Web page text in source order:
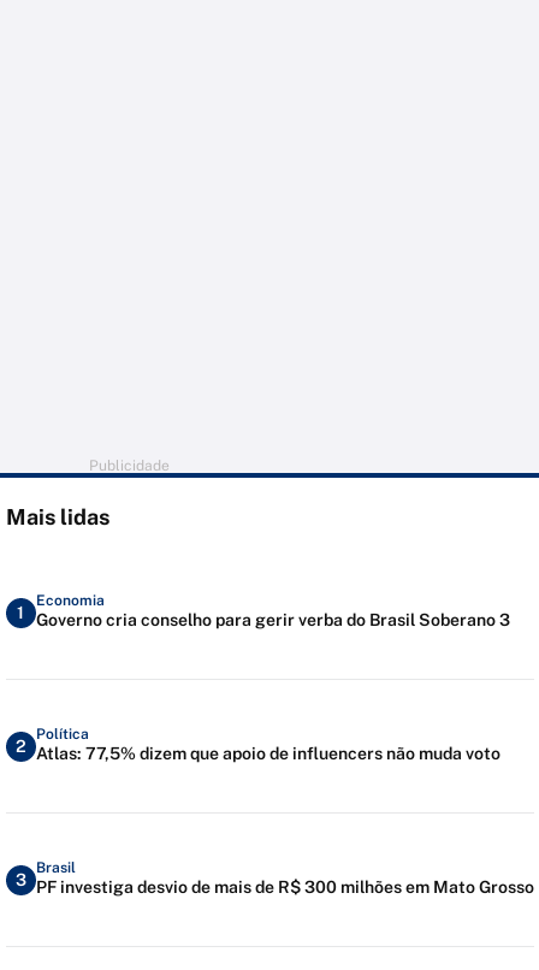
Publicidade
Mais lidas
1
Economia
Governo cria conselho para gerir verba do Brasil Soberano 3
2
Política
Atlas: 77,5% dizem que apoio de influencers não muda voto
3
Brasil
PF investiga desvio de mais de R$ 300 milhões em Mato Grosso